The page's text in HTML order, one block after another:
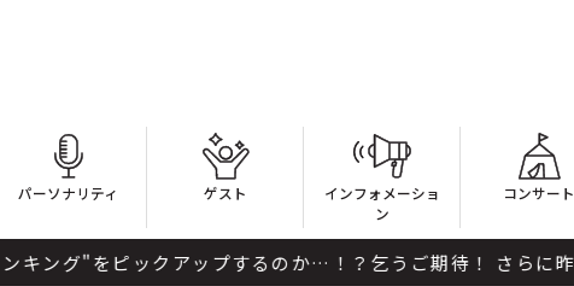
パーソナリティ ゲスト
インフォメーショ
ン
コンサート
ックアップするのか…！？乞うご期待！ さらに昨